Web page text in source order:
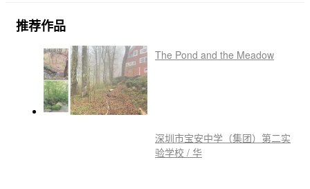
推荐作品
The Pond and the Meadow
深圳市宝安中学（集团）第二实
验学校 / 华